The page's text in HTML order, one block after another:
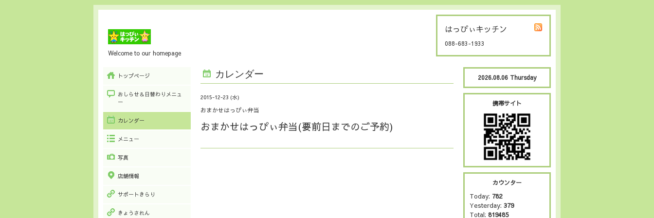
はっぴぃキッチン
088-683-1933
Welcome to our homepage
カレンダー
2015-12-23 (水)
おまかせはっぴぃ弁当
おまかせはっぴぃ弁当(要前日までのご予約)
トップページ
おしらせ＆日替わりメニュ
ー
カレンダー
メニュー
写真
店舗情報
サポートきらり
きょうされん
2026.08.06 Thursday
携帯サイト
カウンター
Today: 782
Yesterday: 379
Total: 819485